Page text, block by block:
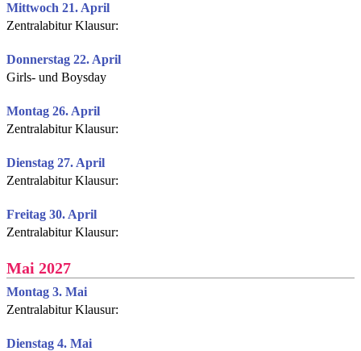
Mittwoch 21. April
Zentralabitur Klausur:
Donnerstag 22. April
Girls- und Boysday
Montag 26. April
Zentralabitur Klausur:
Dienstag 27. April
Zentralabitur Klausur:
Freitag 30. April
Zentralabitur Klausur:
Mai 2027
Montag 3. Mai
Zentralabitur Klausur:
Dienstag 4. Mai